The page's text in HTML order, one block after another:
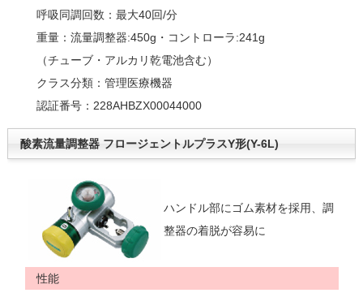
呼吸同調回数：最大40回/分
重量：流量調整器:450g・コントローラ:241g
（チューブ・アルカリ乾電池含む）
クラス分類：管理医療機器
認証番号：228AHBZX00044000
酸素流量調整器 フロージェントルプラスY形(Y-6L)
ハンドル部にゴム素材を採用、調
整器の着脱が容易に
性能